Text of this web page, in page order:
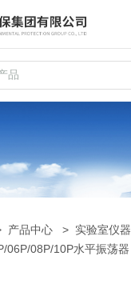
产品中心 > 实验室仪器
06P/08P/10P水平振荡器